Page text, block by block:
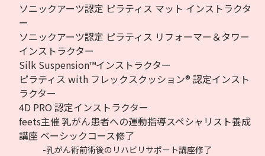
ソニックアーツ認定 ピラティス マット インストラクタ
ー
ソニックアーツ認定 ピラティス リフォーマー＆タワー
インストラクター
Silk Suspension™インストラクター
ピラティス with フレックスクッション® 認定インスト
ラクター
4D PRO 認定インストラクター
feets主催 乳がん患者への運動指導スペシャリスト養成
講座 ベーシックコース修了
-乳がん術前術後のリハビリサポート講座修了